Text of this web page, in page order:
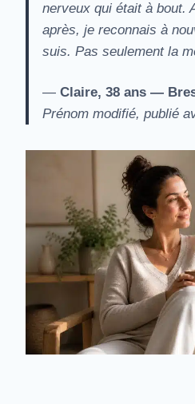
nerveux qui était à bout.
après, je reconnais à
suis. Pas seulement la
— Claire, 38 ans — Brest
Prénom modifié, publié